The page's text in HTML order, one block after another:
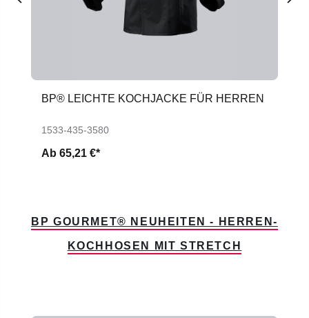
BP® LEICHTE KOCHJACKE FÜR HERREN
1533-435-3580
Ab 65,21 €*
BP GOURMET® NEUHEITEN - HERREN-
KOCHHOSEN MIT STRETCH